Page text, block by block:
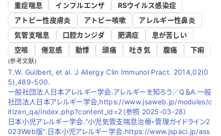
重症喘息 インフルエンザ
RSウイルス感染症
アトピー性皮膚炎
アトピー咳嗽
アレルギー性鼻炎
気管支喘息
口腔カンジダ 肥満症
息が苦しい
空咳
倦怠感 動悸 頭痛 吐き気 腹痛 下痢
(参考文献)
T.W. Guilbert, et al. J Allergy Clin Immunol Pract. 2014,02(0
5),489-500.
一般社団法人日本アレルギー学会.アレルギーを知ろう／Q＆A.一般
社団法人日本アレルギー学会,https://www.jsaweb.jp/modules/c
itizen_qa/index.php?content_id=2（参照 2025-03-28）
日本小児アレルギー学会.“小児気管支喘息治療・管理ガイドライン2
023Web版”.日本小児アレルギー学会.https://www.jspaci.jp/ass